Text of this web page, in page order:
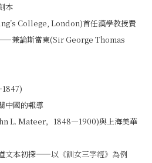
本
College, London)首任漢學教授費
兼論斯當東(Sir George Thomas
中國的報導
L. Mateer，1848—1900)與上海美華
文本初探——以《訓女三字經》為例